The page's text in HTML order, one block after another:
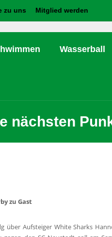
zu uns Mitglied werden
Wasserball
nächsten
zu Gast
über Aufsteiger White Sharks